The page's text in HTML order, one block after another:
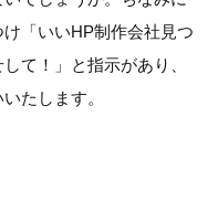
「いいHP制作会社見つ
て！」と指示があり、
たします。